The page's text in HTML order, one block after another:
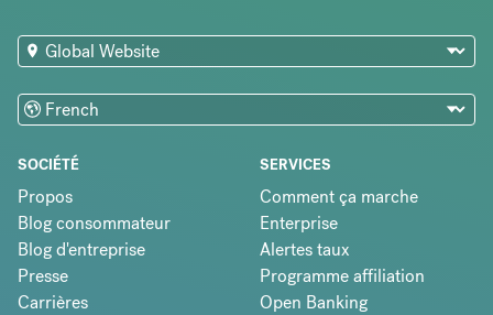
SOCIÉTÉ
Propos
Blog consommateur
Blog d'entreprise
Presse
Carrières
SERVICES
Comment ça marche
Enterprise
Alertes taux
Programme affiliation
Open Banking